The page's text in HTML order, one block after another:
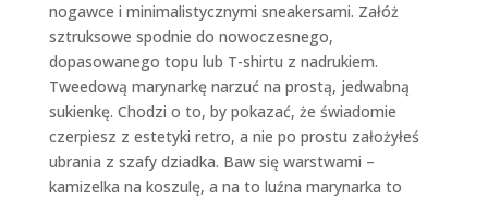
nogawce i minimalistycznymi sneakersami. Załóż
sztruksowe spodnie do nowoczesnego,
dopasowanego topu lub T-shirtu z nadrukiem.
Tweedową marynarkę narzuć na prostą, jedwabną
sukienkę. Chodzi o to, by pokazać, że świadomie
czerpiesz z estetyki retro, a nie po prostu założyłeś
ubrania z szafy dziadka. Baw się warstwami –
kamizelka na koszulę, a na to luźna marynarka to